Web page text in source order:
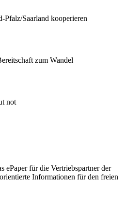
Saarland kooperieren
zum Wandel
not
ePaper für die Vertriebspartner der
Informationen für den freien